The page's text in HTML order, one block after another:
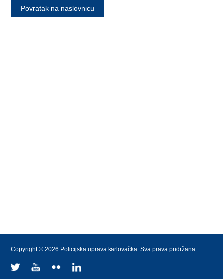
Povratak na naslovnicu
Copyright © 2026 Policijska uprava karlovačka. Sva prava pridržana.